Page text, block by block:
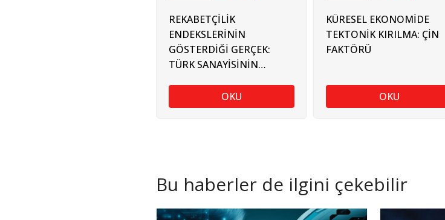
REKABETÇİLİK
ENDEKSLERİNİN
GÖSTERDİĞİ GERÇEK:
TÜRK SANAYİSİNİN
MALİYETLER VE GÜMRÜK
SÜREÇLERİ
OKU
KÜRESEL EKONOMİDE
TEKTONİK KIRILMA: ÇİN
FAKTÖRÜ
OKU
Bu haberler de ilgini çekebilir